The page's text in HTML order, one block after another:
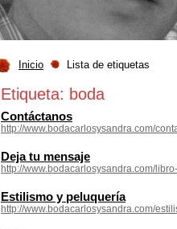
Inicio Lista de etiquetas
Etiqueta: boda
Contáctanos
http://www.bodacarlosysandra.com/
Deja tu mensaje
http://www.bodacarlosysandra.com/
Estilismo y peluquería
http://www.bodacarlosysandra.com/